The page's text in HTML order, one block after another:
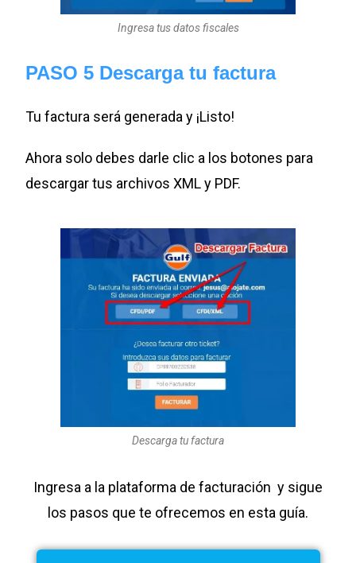
Ingresa tus datos fiscales
PASO 5 Descarga tu factura
Tu factura será generada y ¡Listo!
Ahora solo debes darle clic a los botones para
descargar tus archivos XML y PDF.
Descarga tu factura
Ingresa a la plataforma de facturación y sigue
los pasos que te ofrecemos en esta guía.